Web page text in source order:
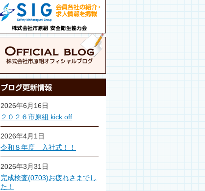
2026年6月16日
２０２６市原組 kick off
2026年4月1日
令和８年度 入社式！！
2026年3月31日
完成検査(0703)お疲れさまでし
た！